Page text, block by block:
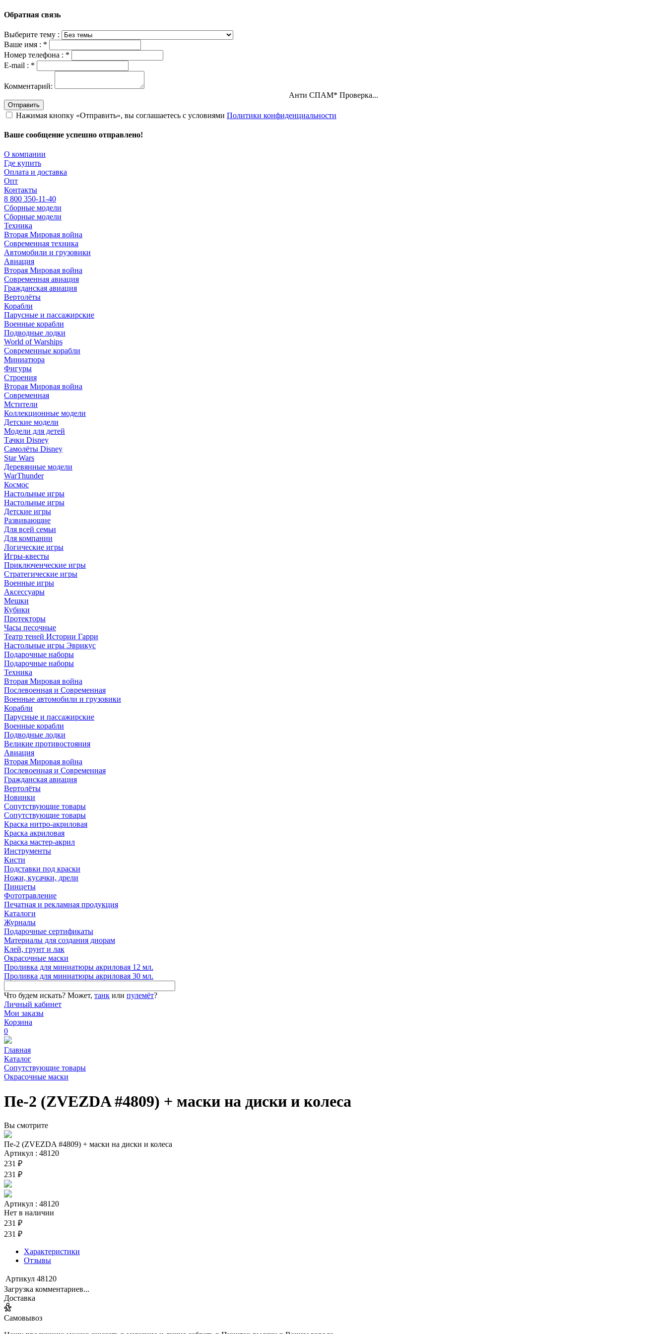
Обратная связь
Выберите тему :
Ваше имя : *
Номер телефона : *
E-mail : *
Комментарий:
Анти СПАМ* Проверка...
Отправить
Нажимая кнопку «Отправить», вы соглашаетесь с условиями Политики конфиденциальности
Ваше сообщение успешно отправлено!
О компании
Где купить
Оплата и доставка
Опт
Контакты
8 800 350-11-40
Сборные модели
Сборные модели
Техника
Вторая Мировая война
Современная техника
Автомобили и грузовики
Авиация
Вторая Мировая война
Современная авиация
Гражданская авиация
Вертолёты
Корабли
Парусные и пассажирские
Военные корабли
Подводные лодки
World of Warships
Современные корабли
Миниатюра
Фигуры
Строения
Вторая Мировая война
Современная
Мстители
Коллекционные модели
Детские модели
Модели для детей
Тачки Disney
Самолёты Disney
Star Wars
Деревянные модели
WarThunder
Космос
Настольные игры
Настольные игры
Детские игры
Развивающие
Для всей семьи
Для компании
Логические игры
Игры-квесты
Приключенческие игры
Стратегические игры
Военные игры
Аксессуары
Мешки
Кубики
Протекторы
Часы песочные
Театр теней Истории Гарри
Настольные игры Эврикус
Подарочные наборы
Подарочные наборы
Техника
Вторая Мировая война
Послевоенная и Современная
Военные автомобили и грузовики
Корабли
Парусные и пассажирские
Военные корабли
Подводные лодки
Великие противостояния
Авиация
Вторая Мировая война
Послевоенная и Современная
Гражданская авиация
Вертолёты
Новинки
Сопутствующие товары
Сопутствующие товары
Краска нитро-акриловая
Краска акриловая
Краска мастер-акрил
Инструменты
Кисти
Подставки под краски
Ножи, кусачки, дрели
Пинцеты
Фототравление
Печатная и рекламная продукция
Каталоги
Журналы
Подарочные сертификаты
Материалы для создания диорам
Клей, грунт и лак
Окрасочные маски
Проливка для миниатюры акриловая 12 мл.
Проливка для миниатюры акриловая 30 мл.
Что будем искать? Может, танк или пулемёт?
Личный кабинет
Мои заказы
Корзина
0
Главная
Каталог
Сопутствующие товары
Окрасочные маски
Пе-2 (ZVEZDA #4809) + маски на диски и колеса
Вы смотрите
Пе-2 (ZVEZDA #4809) + маски на диски и колеса
Артикул : 48120
231 ₽
231 ₽
Артикул : 48120
Нет в наличии
231 ₽
231 ₽
Характеристики
Отзывы
Артикул 48120
Загрузка комментариев...
Доставка
Самовывоз